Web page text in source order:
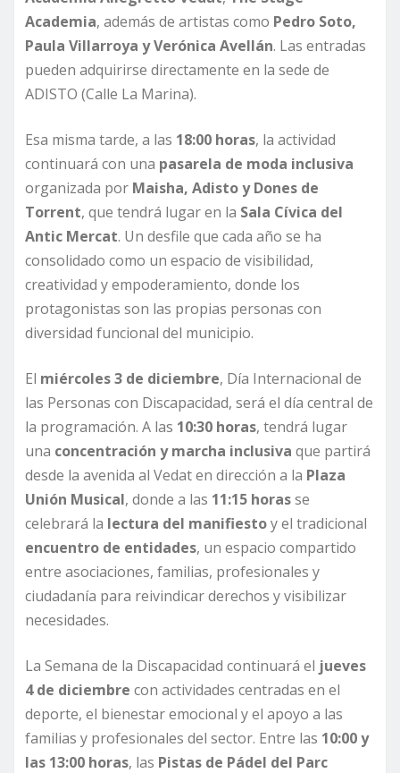
Academia, además de artistas como Pedro Soto,
Paula Villarroya y Verónica Avellán. Las entradas
pueden adquirirse directamente en la sede de
ADISTO (Calle La Marina).
Esa misma tarde, a las 18:00 horas, la actividad
continuará con una pasarela de moda inclusiva
organizada por Maisha, Adisto y Dones de
Torrent, que tendrá lugar en la Sala Cívica del
Antic Mercat. Un desfile que cada año se ha
consolidado como un espacio de visibilidad,
creatividad y empoderamiento, donde los
protagonistas son las propias personas con
diversidad funcional del municipio.
El miércoles 3 de diciembre, Día Internacional de
las Personas con Discapacidad, será el día central de
la programación. A las 10:30 horas, tendrá lugar
una concentración y marcha inclusiva que partirá
desde la avenida al Vedat en dirección a la Plaza
Unión Musical, donde a las 11:15 horasse
celebrará la lectura del manifiestoy el tradicional
encuentro de entidades, un espacio compartido
entre asociaciones, familias, profesionales y
ciudadanía para reivindicar derechos y visibilizar
necesidades.
La Semana de la Discapacidad continuará el jueves
4 de diciembre con actividades centradas en el
deporte, el bienestar emocional y el apoyo a las
familias y profesionales del sector. Entre las 10:00 y
las 13:00 horas, las Pistas de Pádel del Parc